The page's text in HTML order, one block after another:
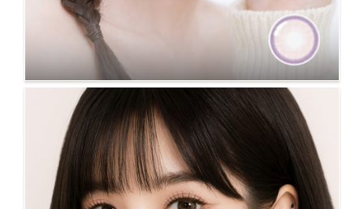
NO.128 WiMi 粉紫 新上市